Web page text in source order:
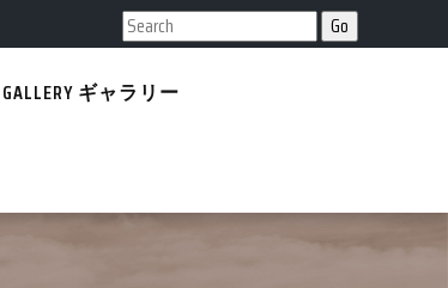
GALLERY ギャラリー